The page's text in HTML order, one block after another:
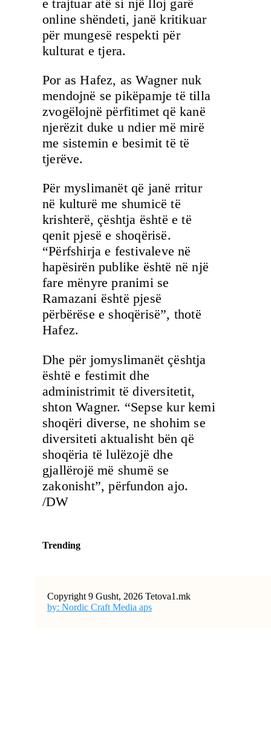
e trajtuar atë si një lloj garë
online shëndeti, janë kritikuar
për mungesë respekti për
kulturat e tjera.
Por as Hafez, as Wagner nuk
mendojnë se pikëpamje të tilla
zvogëlojnë përfitimet që kanë
njerëzit duke u ndier më mirë
me sistemin e besimit të të
tjerëve.
Për myslimanët që janë rritur
në kulturë me shumicë të
krishterë, çështja është e të
qenit pjesë e shoqërisë.
“Përfshirja e festivaleve në
hapësirën publike është në një
fare mënyre pranimi se
Ramazani është pjesë
përbërëse e shoqërisë”, thotë
Hafez.
Dhe për jomyslimanët çështja
është e festimit dhe
administrimit të diversitetit,
shton Wagner. “Sepse kur kemi
shoqëri diverse, ne shohim se
diversiteti aktualisht bën që
shoqëria të lulëzojë dhe
gjallërojë më shumë se
zakonisht”, përfundon ajo.
/DW
Trending
Copyright 9 Gusht, 2026 Tetova1.mk
by: Nordic Craft Media aps